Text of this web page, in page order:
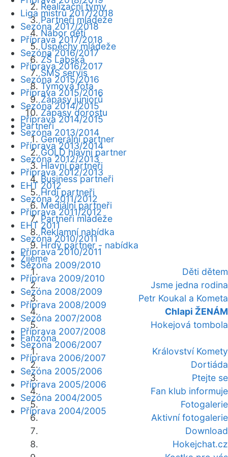
Realizační týmy
Partneři mládeže
Nábor dětí
Úspěchy mládeže
ZŠ Labská
SMS servis
Týmová fota
Zápasy juniorů
Zápasy dorostu
Partneři
Generální partner
GOLD hlavní partner
Hlavní partneři
Business partneři
Hrdí partneři
Mediální partneři
Partneři mládeže
Reklamní nabídka
Hrdý partner - nabídka
Žijeme
Děti dětem
Jsme jedna rodina
Petr Koukal a Kometa
Chlapi ŽENÁM
Hokejová tombola
Fanzóna
Království Komety
Dortiáda
Ptejte se
Fan klub informuje
Fotogalerie
Aktivní fotogalerie
Download
Hokejchat.cz
Liga mistrů 2017/2018
Sezóna 2017/2018
Příprava 2017/2018
Sezóna 2016/2017
Příprava 2016/2017
Sezóna 2015/2016
Příprava 2015/2016
Sezóna 2014/2015
Příprava 2014/2015
Sezóna 2013/2014
Příprava 2013/2014
Sezóna 2012/2013
Příprava 2012/2013
EHT 2012
Sezóna 2011/2012
Příprava 2011/2012
EHT 2011
Sezóna 2010/2011
Příprava 2010/2011
Sezóna 2009/2010
Příprava 2009/2010
Sezóna 2008/2009
Příprava 2008/2009
Sezóna 2007/2008
Příprava 2007/2008
Sezóna 2006/2007
Příprava 2006/2007
Sezóna 2005/2006
Příprava 2005/2006
Sezóna 2004/2005
Příprava 2004/2005